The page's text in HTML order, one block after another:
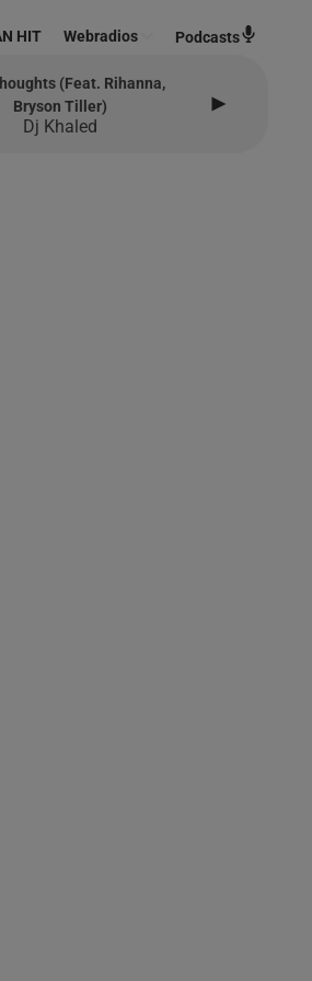
HIT Webradios Podcasts
(feat. Rihanna,
Bryson Tiller)
Dj Khaled